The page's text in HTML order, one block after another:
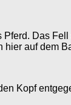
Pferd. Das
hier auf dem
Kopf